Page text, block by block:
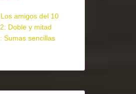
amigos del 10
Doble y mitad
Sumas sencillas